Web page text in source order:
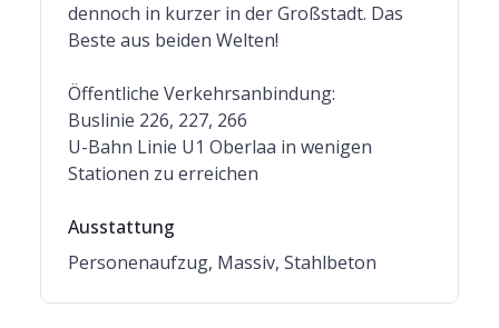
dennoch in kurzer in der Großstadt. Das
Beste aus beiden Welten!
Öffentliche Verkehrsanbindung:
Buslinie 226, 227, 266
U-Bahn Linie U1 Oberlaa in wenigen
Stationen zu erreichen
Ausstattung
Personenaufzug, Massiv, Stahlbeton